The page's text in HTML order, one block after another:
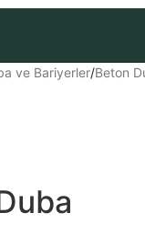
ve Bariyerler/Beton